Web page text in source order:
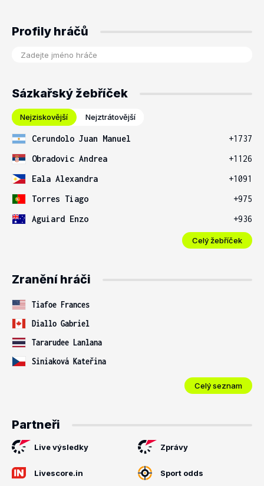
Profily hráčů
Sázkařský žebříček
Nejziskovější Nejztrátovější
Cerundolo Juan Manuel
+1737
Obradovic Andrea
+1126
Eala Alexandra
+1091
Torres Tiago
+975
Aguiard Enzo
+936
Celý žebříček
Zranění hráči
Tiafoe Frances
Diallo Gabriel
Tararudee Lanlana
Siniaková Kateřina
Celý seznam
Partneři
Live výsledky Zprávy
Livescore.in Sport odds